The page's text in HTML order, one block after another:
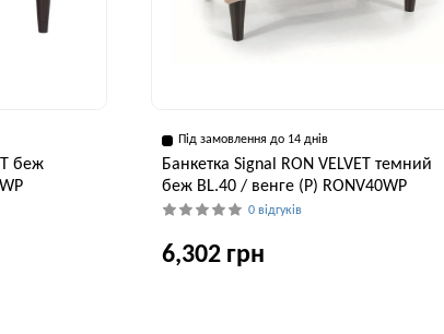
беж
Під замовлення до 14 днів
Банкетка Signal RON VELVET темний
беж BL.40 / венге (P) RONV40WP
0 відгуків
6,302 грн